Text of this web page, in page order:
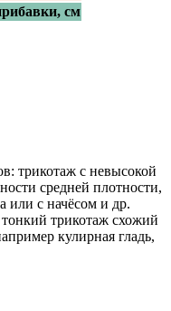
см
трикотаж с невысокой
средней плотности,
или с начёсом и др.
трикотаж схожий
кулирная гладь,